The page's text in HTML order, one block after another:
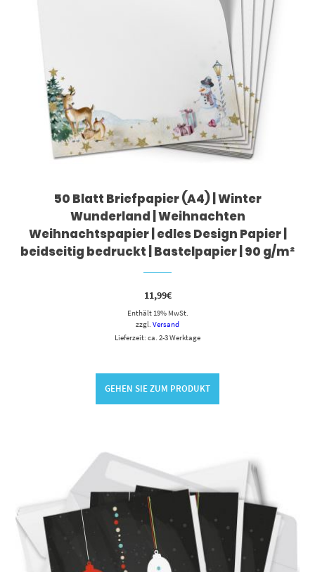
50 Blatt Briefpapier (A4) | Winter
Wunderland | Weihnachten
Weihnachtspapier | edles Design Papier |
beidseitig bedruckt | Bastelpapier | 90 g/m²
11,99€
Enthält 19% MwSt.
zzgl. Versand
Lieferzeit: ca. 2-3 Werktage
GEHEN SIE ZUM PRODUKT